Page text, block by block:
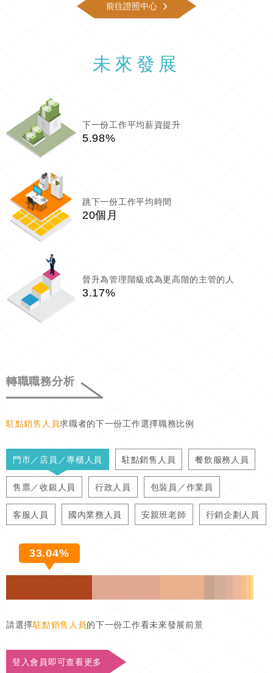
前往證照中心
未來發展
下一份工作平均薪資提升
5.98%
跳下一份工作平均時間
20個月
晉升為管理階級或為更高階的主管的人
3.17%
轉職職務分析
駐點銷售人員求職者的下一份工作選擇職務比例
門市／店員／專櫃人員 駐點銷售人員 餐飲服務人員
售票／收銀人員 行政人員 包裝員／作業員
客服人員 國內業務人員 安親班老師 行銷企劃人員
33.04%
請選擇駐點銷售人員的下一份工作看未來發展前景
登入會員即可查看更多